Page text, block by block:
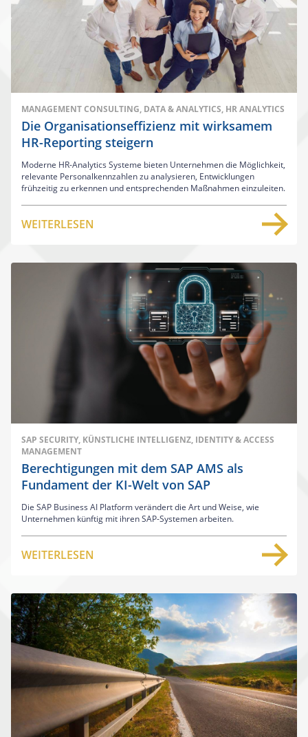
MANAGEMENT CONSULTING, DATA & ANALYTICS, HR ANALYTICS
Die Organisationseffizienz mit wirksamem
HR-Reporting steigern
Moderne HR-Analytics Systeme bieten Unternehmen die Möglichkeit,
relevante Personalkennzahlen zu analysieren, Entwicklungen
frühzeitig zu erkennen und entsprechenden Maßnahmen einzuleiten.
WEITERLESEN
SAP SECURITY, KÜNSTLICHE INTELLIGENZ, IDENTITY & ACCESS
MANAGEMENT
Berechtigungen mit dem SAP AMS als
Fundament der KI-Welt von SAP
Die SAP Business AI Platform verändert die Art und Weise, wie
Unternehmen künftig mit ihren SAP-Systemen arbeiten.
WEITERLESEN